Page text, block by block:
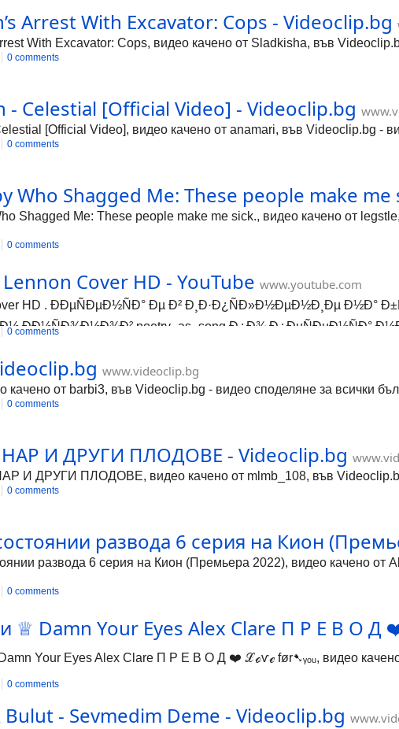
Arrest With Excavator: Cops - Videoclip.bg
With Excavator: Cops, видео качено от Sladkisha, във
0 comments
- Celestial [Official Video] - Videoclip.bg
[Official Video], видео качено от anamari, във Videoclip.bg -
0 comments
Who Shagged Me: These people make me
Shagged Me: These people make me sick., видео качено от
0 comments
Cover HD - YouTube www.youtube.com
HD . ÐÐµÑÐµÐ½ÑÐ° Ðµ Ð² Ð¸Ð·Ð¿ÑÐ»Ð½ÐµÐ½Ð¸Ðµ Ð½Ð°
ÐÐ½ÑÐ¾Ð½Ð¾Ð² poetry_as_song Ð¿Ð¾ Ð¿ÐµÑÐµÐ½ÑÐ° Ð½Ð°
0 comments
www.videoclip.bg
качено от barbi3, във Videoclip.bg - видео споделяне за всички
0 comments
И ДРУГИ ПЛОДОВЕ - Videoclip.bg
ДРУГИ ПЛОДОВЕ, видео качено от mlmb_108, във Videoclip.bg
0 comments
развода 6 серия на Кион
развода 6 серия на Кион (Премьера 2022), видео качено от
0 comments
♕ Damn Your Eyes Alex Clare П Р Е В О Д
Your Eyes Alex Clare П Р Е В О Д ❤️ ℒℴѵℯ før➷ᵧₒᵤ, видео
0 comments
- Sevmedim Deme - Videoclip.bg